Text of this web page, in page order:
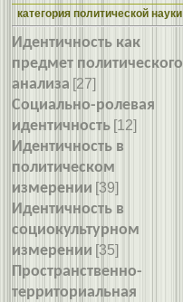
категория политической науки
Идентичность как
предмет политического
анализа [27]
Социально-ролевая
идентичность [12]
Идентичность в
политическом
измерении [39]
Идентичность в
социокультурном
измерении [35]
Пространственно-
территориальная